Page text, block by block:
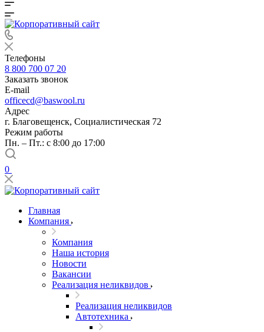
Телефоны
8 800 700 07 20
Заказать звонок
E-mail
officecd@baswool.ru
Адрес
г. Благовещенск, Социалистическая 72
Режим работы
Пн. – Пт.: с 8:00 до 17:00
0
Главная
Компания
Компания
Наша история
Новости
Вакансии
Реализация неликвидов
Реализация неликвидов
Автотехника